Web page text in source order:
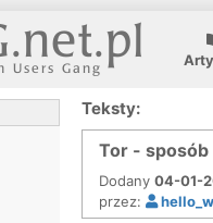
Teksty:
Tor -
Dodany 04-01-
przez: